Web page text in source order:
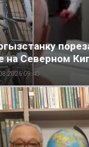
на Северном
09:40